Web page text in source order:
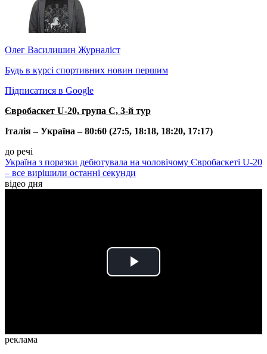
Олег Василишин Журналіст
Будь в курсі спортивних новин першим
Підписатися в Google
Євробаскет U-20, група С, 3-й тур
Італія – Україна – 80:60 (27:5, 18:18, 18:20, 17:17)
до речі
Україна з поразки дебютувала на чоловічому Євробаскеті U-20
– все вирішили останні секунди
відео дня
Play
реклама